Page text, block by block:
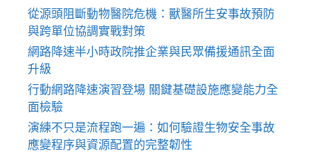
從源頭阻斷動物醫院危機：獸醫所生安事故預防
與跨單位協調實戰對策
網路降速半小時政院推企業與民眾備援通訊全面
升級
行動網路降速演習登場 關鍵基礎設施應變能力全
面檢驗
演練不只是流程跑一遍：如何驗證生物安全事故
應變程序與資源配置的完整韌性